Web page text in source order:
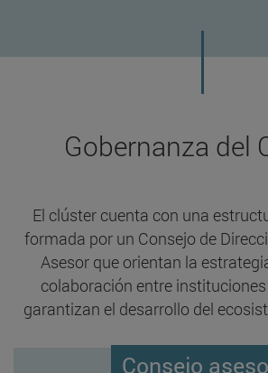
Gobernanza del
El clúster cuenta con una
formada por un Consejo de
Asesor que orientan la
colaboración entre
garantizan el desarrollo del
Consejo